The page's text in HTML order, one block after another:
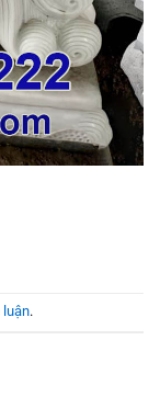
luận.